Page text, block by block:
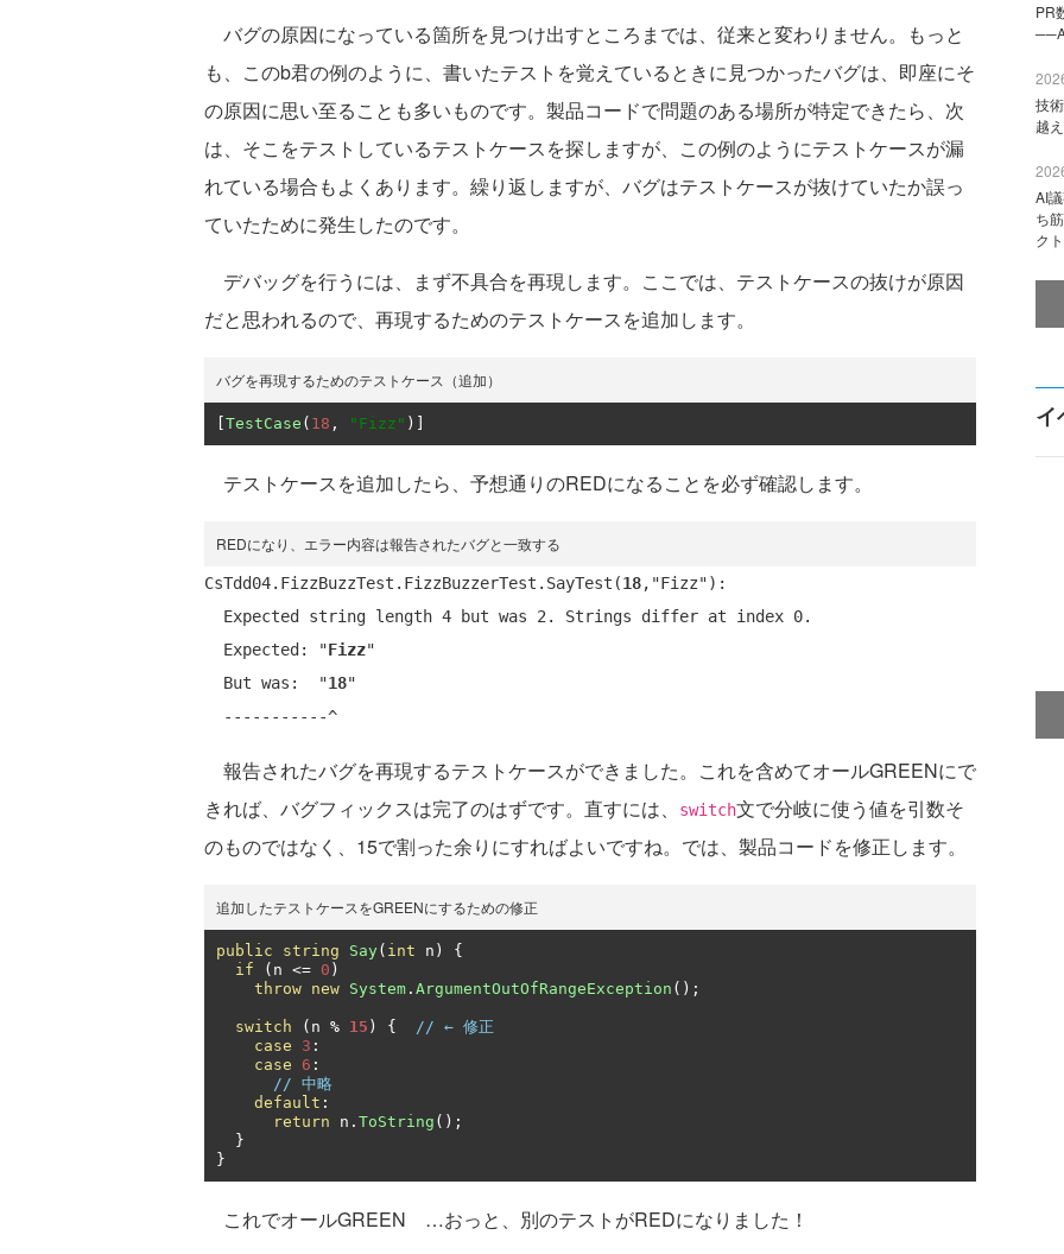
バグの原因になっている箇所を見つけ出すところまでは、従来と変わりません。もっと
も、このb君の例のように、書いたテストを覚えているときに見つかったバグは、即座にそ
の原因に思い至ることも多いものです。製品コードで問題のある場所が特定できたら、次
は、そこをテストしているテストケースを探しますが、この例のようにテストケースが漏
れている場合もよくあります。繰り返しますが、バグはテストケースが抜けていたか誤っ
ていたために発生したのです。
デバッグを行うには、まず不具合を再現します。ここでは、テストケースの抜けが原因
だと思われるので、再現するためのテストケースを追加します。
バグを再現するためのテストケース（追加）
TestCase ( 18 , "Fizz" )]
テストケースを追加したら、予想通りのREDになることを必ず確認します。
REDになり、エラー内容は報告されたバグと一致する
CsTdd04.FizzBuzzTest.FizzBuzzerTest.SayTest(18,"Fizz"):
  Expected: "
Fizz"
  But was:  "
18"
報告されたバグを再現するテストケースができました。これを含めてオールGREENにで
きれば、バグフィックスは完了のはずです。直すには、
switch文で分岐に使う値を引数そ
のものではなく、15で割った余りにすればよいですね。では、製品コードを修正します。
追加したテストケースをGREENにするための修正
public string Say( int n )
{
if
( n <= 0 )
throw new System . ArgumentOutOfRangeException ();
switch ( n % 15 ) {
// ← 修正
case
3 :
case
6 :
// 中略
default :
return n . ToString ();
}
}
これでオールGREEN …おっと、別のテストがREDになりました！
PR
技
越
AI
ち
ク
イ